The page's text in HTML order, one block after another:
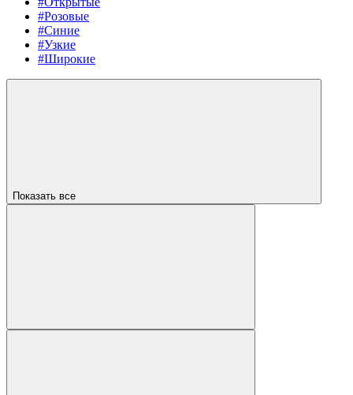
#Розовые
#Синие
#Узкие
#Широкие
Показать все